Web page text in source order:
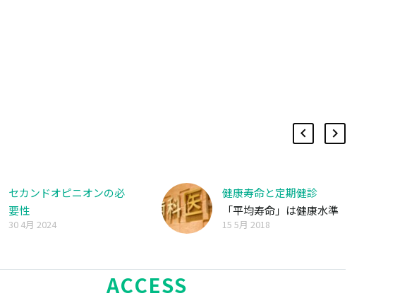
セカンドオピニオンの必
要性
30 4月 2024
健康寿命と定期健診
「平均寿命」は健康水準
の指標としてよく用…
15 5月 2018
ACCESS